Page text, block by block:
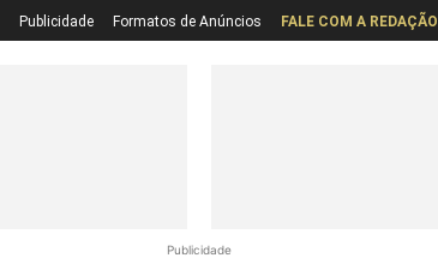
Publicidade Formatos de Anúncios FALE COM A REDAÇÃO
Publicidade